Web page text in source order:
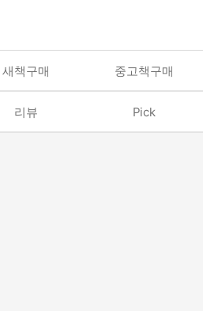
새책구매 중고책구매
리뷰 Pick